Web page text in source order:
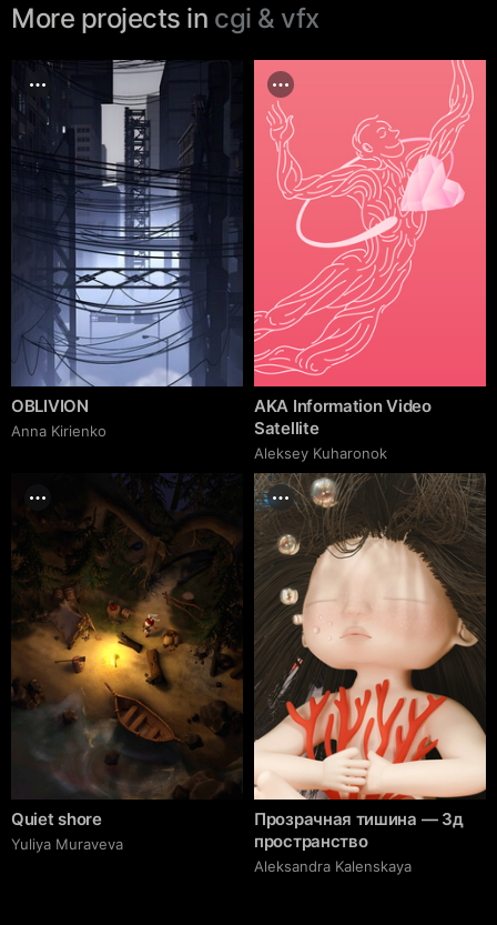
More projects in cgi & vfx
OBLIVION
Anna Kirienko
AKA Information Video
Satellite
Aleksey Kuharonok
Quiet shore
Yuliya Muraveva
Прозрачная тишина — 3д
пространство
Aleksandra Kalenskaya